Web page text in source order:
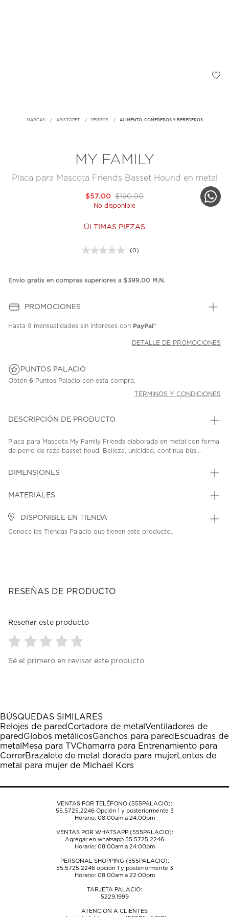
MARCAS ARISTOPET PERROS ALIMENTO, COMEDEROS Y BEBEDEROS
MY FAMILY
Placa para Mascota Friends Basset Hound en metal
$190.00
$57.00
No disponible
ÚLTIMAS PIEZAS
Sin
en
(0)
Envío gratis en compras superiores a $399.00 M.N.
PROMOCIONES
Hasta 9 mensualidades sin intereses con PayPal*
DETALLE DE PROMOCIONES
PUNTOS PALACIO
Obtén 6 Puntos Palacio con esta compra.
TÉRMINOS Y CONDICIONES
DESCRIPCIÓN DE PRODUCTO
Placa para Mascota My Family Friends elaborada en metal con forma
de perro de raza basset houd. Belleza, unicidad, continua bús...
DIMENSIONES
MATERIALES
DISPONIBLE EN TIENDA
Conoce las Tiendas Palacio que tienen este producto.
RESEÑAS DE PRODUCTO
Reseñar este producto
para
1
estrella
Esta
acción
abrirá
el
formulario
envío.
para
estrellas.
Esta
acción
abrirá
el
formulario
envío.
para
estrellas.
Esta
acción
abrirá
el
formulario
envío.
para
estrellas.
Esta
acción
abrirá
el
formulario
envío.
para
estrellas.
Esta
acción
abrirá
el
formulario
envío.
Sé el primero en revisar este producto
BÚSQUEDAS SIMILARES
Relojes de pared Cortadora de metal Ventiladores de
pared Globos metálicosGanchos para pared Escuadras de
metal Mesa para TVChamarra para Entrenamiento para
CorrerBrazalete de metal dorado para mujerLentes de
metal para mujer de Michael Kors
VENTAS POR TELÉFONO (555PALACIO):
55.5725.2246Opción 1 y posteriormente 3
Horario: 08:00am a 24:00pm
VENTAS POR WHATSAPP (555PALACIO):
Agregar en whatsapp 55.5725.2246
Horario: 08:00am a 24:00pm
PERSONAL SHOPPING (555PALACIO):
55.5725.2246opción 1 y posteriormente 3
Horario: 08:00am a 22:00pm
TARJETA PALACIO:
5229.1999
ATENCIÓN A CLIENTES